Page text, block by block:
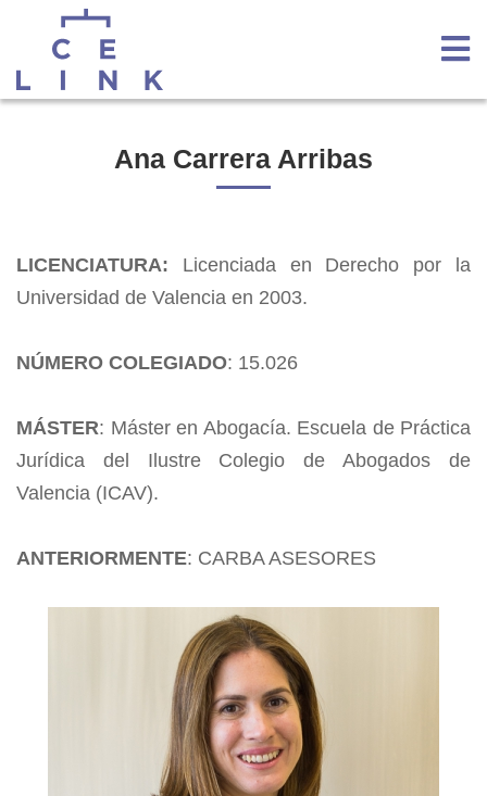
Ana Carrera Arribas
LICENCIATURA: Licenciada en Derecho por la
Universidad de Valencia en 2003.
NÚMERO COLEGIADO: 15.026
MÁSTER: Máster en Abogacía. Escuela de Práctica
Jurídica del Ilustre Colegio de Abogados de
Valencia (ICAV).
ANTERIORMENTE: CARBA ASESORES